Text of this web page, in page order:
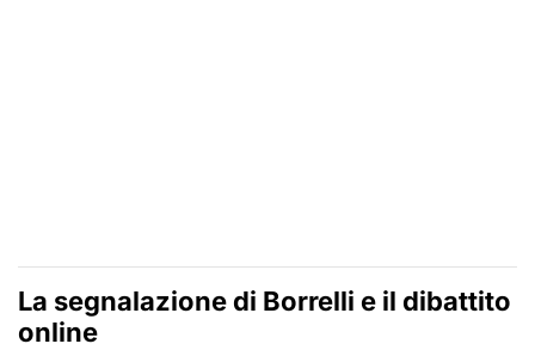
La segnalazione di Borrelli e il dibattito
online